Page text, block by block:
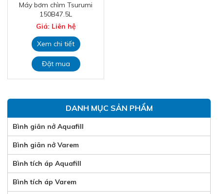
Máy bơm chìm Tsurumi
150B47.5L
Giá: Liên hệ
Xem chi tiết
Đặt mua
DANH MỤC SẢN PHẨM
Bình giãn nở Aquafill
Bình giãn nở Varem
Bình tích áp Aquafill
Bình tích áp Varem